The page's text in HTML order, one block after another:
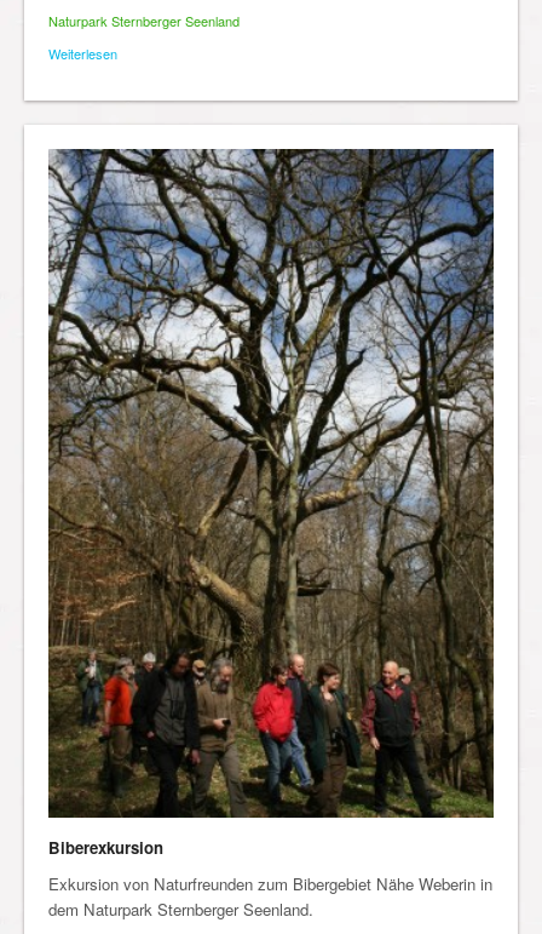
Naturpark Sternberger Seenland
Weiterlesen
Biberexkursion
Exkursion von Naturfreunden zum Bibergebiet Nähe Weberin in
dem Naturpark Sternberger Seenland.